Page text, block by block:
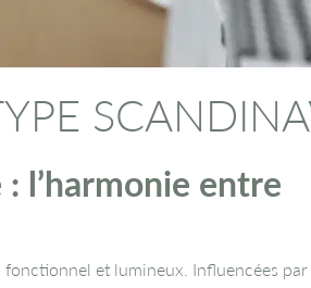
l’harmonie entre
fonctionnel et lumineux. Influencées